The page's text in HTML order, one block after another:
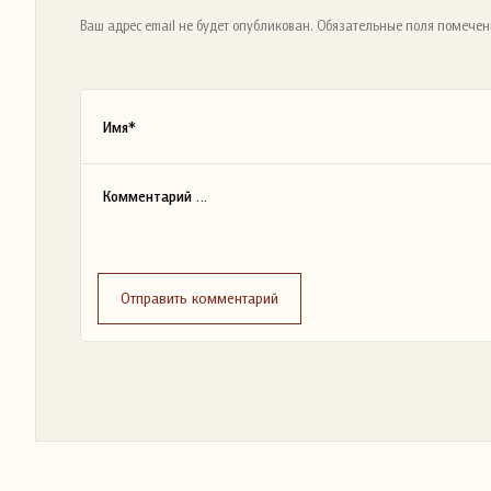
Ваш адрес email не будет опубликован. Обязательные поля
Отправить комментарий